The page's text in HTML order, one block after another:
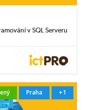
v SQL Serveru
Praha +1